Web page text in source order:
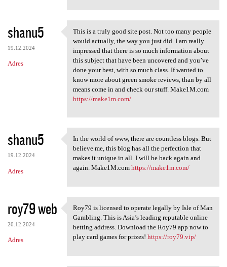
shanu5
19.12.2024
Adres
This is a truly good site
This is a truly good site post. Not too many people
would actually, the way you just did. I am really
impressed that there is so much information about
this subject that have been uncovered and you’ve
done your best, with so much class. If wanted to
know more about green smoke reviews, than by all
means come in and check our stuff. Make1M.com
https://make1m.com/
shanu5
19.12.2024
Adres
In the world of www, there
In the world of www, there are countless blogs. But
believe me, this blog has all the perfection that
makes it unique in all. I will be back again and
again. Make1M.com https://make1m.com/
roy79 web
20.12.2024
Adres
Roy79 is licensed to operate
Roy79 is licensed to operate legally by Isle of Man
Gambling. This is Asia’s leading reputable online
betting address. Download the Roy79 app now to
play card games for prizes! https://roy79.vip/